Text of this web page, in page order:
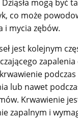
mogą być
co może
i mycia zębów.
jest kolejnym
zapalenia
lub nawet
Krwawienie
zapalnym i